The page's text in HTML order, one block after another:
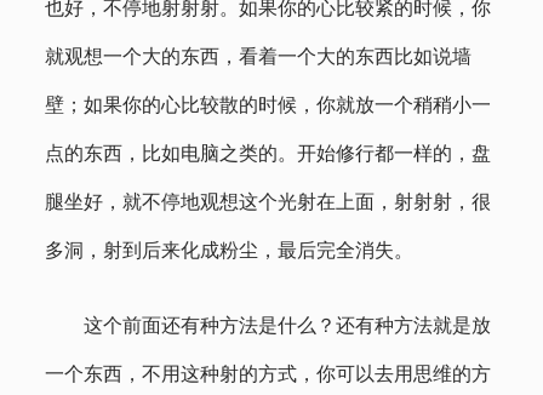
也好，不停地射射射。如果你的心比较紧的时候，你
就观想一个大的东西，看着一个大的东西比如说墙
壁；如果你的心比较散的时候，你就放一个稍稍小一
点的东西，比如电脑之类的。开始修行都一样的，盘
腿坐好，就不停地观想这个光射在上面，射射射，很
多洞，射到后来化成粉尘，最后完全消失。
这个前面还有种方法是什么？还有种方法就是放
一个东西，不用这种射的方式，你可以去用思维的方